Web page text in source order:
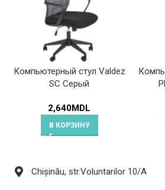
Компьютерный стул Valdez
SC Серый
2,640MDL
В КОРЗИНУ
Chișinău, str.Voluntarilor 10/A